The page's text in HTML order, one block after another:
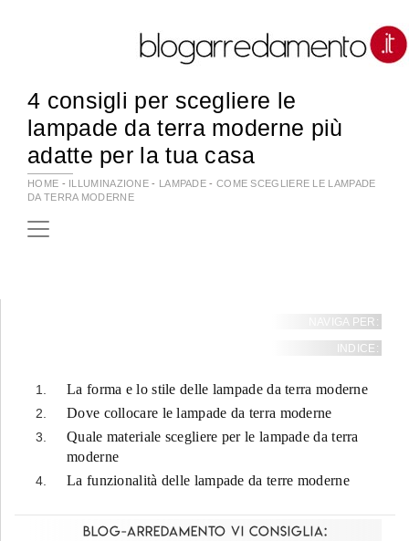
4 consigli per scegliere le
lampade da terra moderne più
adatte per la tua casa
HOME - ILLUMINAZIONE - LAMPADE - COME SCEGLIERE LE LAMPADE
DA TERRA MODERNE
NAVIGA PER:
INDICE:
La forma e lo stile delle lampade da terra moderne
Dove collocare le lampade da terra moderne
Quale materiale scegliere per le lampade da terra
moderne
La funzionalità delle lampade da terre moderne
Blog-Arredamento vi consiglia: